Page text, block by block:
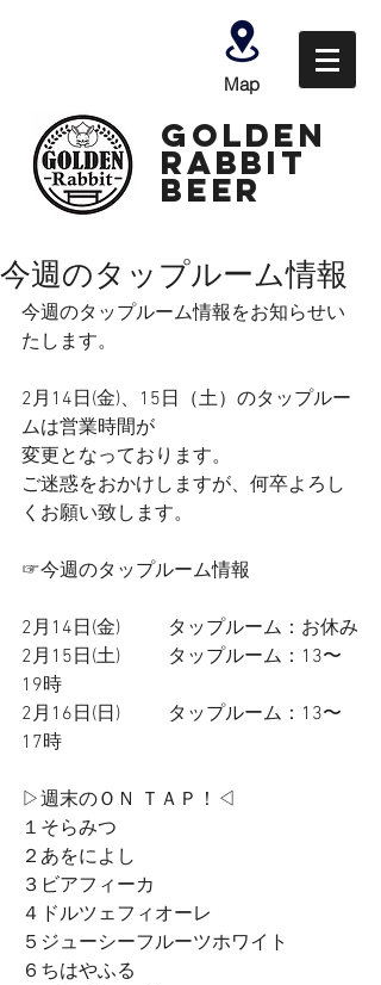
Map
GOLDEN
Rabbit
Beer
今週のタップルーム情報
今週のタップルーム情報をお知らせい
たします。
2月14日(金)、15日（土）のタップルー
ムは営業時間が
変更となっております。
ご迷惑をおかけしますが、何卒よろし
くお願い致します。
☞今週のタップルーム情報
2月14日(金)          タップルーム：お休み
2月15日(土)          タップルーム：13〜
19時
2月16日(日)          タップルーム：13〜
17時
▷週末のＯＮ ＴＡＰ！◁
１そらみつ
２あをによし
３ビアフィーカ
４ドルツェフィオーレ
５ジューシーフルーツホワイト
６ちはやふる